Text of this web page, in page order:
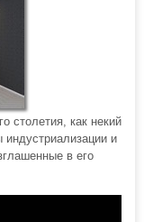
столетия, как некий
индустриализации и
в его